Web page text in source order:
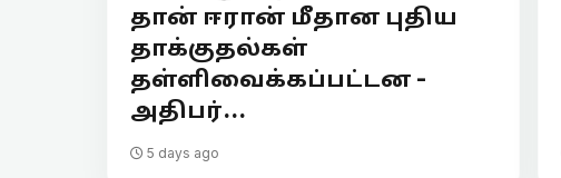
தான் ஈரான் மீதான புதிய
தாக்குதல்கள்
தள்ளிவைக்கப்பட்டன -
அதிபர்...
5 days ago